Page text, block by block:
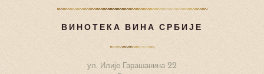
ВИНОТЕКА ВИНА СРБИЈЕ
ул. Илије Гарашанина 22